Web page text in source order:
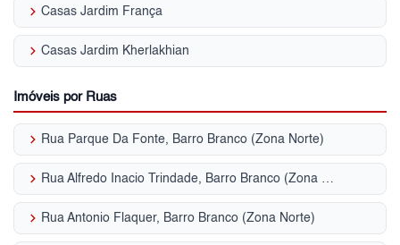
keyboard_arrow_right Casas Jardim França
keyboard_arrow_right Casas Jardim Kherlakhian
Imóveis por Ruas
keyboard_arrow_right Rua Parque Da Fonte, Barro Branco (Zona Norte)
keyboard_arrow_right Rua Alfredo Inacio Trindade, Barro Branco (Zona Norte)
keyboard_arrow_right Rua Antonio Flaquer, Barro Branco (Zona Norte)